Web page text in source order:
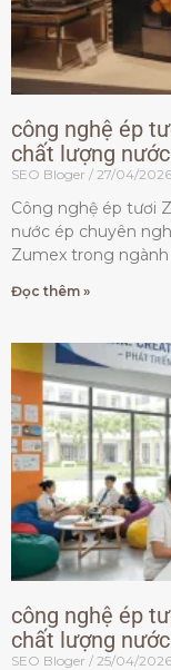
công nghệ ép
chất lượng
SEO Bloger 27/04/2026
Công nghệ ép tươi
nước ép chuyên
Zumex trong ngành
Đọc thêm »
công nghệ ép
chất lượng
SEO Bloger 25/04/2026